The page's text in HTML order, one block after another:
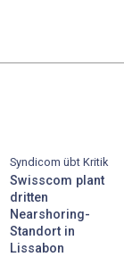
2025
Syndicom übt Kritik
Swisscom plant
dritten
Nearshoring-
Standort in
Lissabon